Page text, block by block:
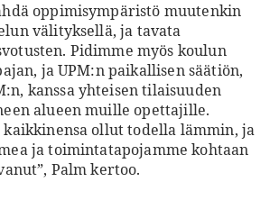
oppimisympäristö muutenkin
välityksellä, ja tavata
Pidimme myös koulun
ja UPM:n paikallisen säätiön,
kanssa yhteisen tilaisuuden
alueen muille opettajille.
kaikkinensa ollut todella lämmin, ja
ja toimintatapojamme kohtaan
Palm kertoo.